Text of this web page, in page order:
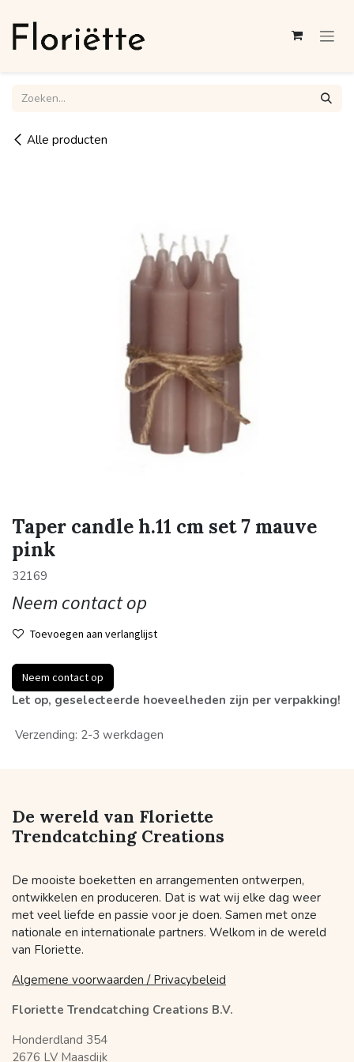
Alle producten
Taper candle h.11 cm set 7 mauve
pink
32169
Neem contact op
Toevoegen aan verlanglijst
Neem contact op
Let op, geselecteerde hoeveelheden zijn per verpakking!
Verzending: 2-3 werkdagen
De wereld van Floriette
Trendcatching Creations
De mooiste boeketten en arrangementen ontwerpen,
ontwikkelen en produceren. Dat is wat wij elke dag weer
met veel liefde en passie voor je doen. Samen met onze
nationale en internationale partners. Welkom in de wereld
van Floriette.
Algemene voorwaarden / Privacybeleid
Floriette Trendcatching Creations B.V.
Honderdland 354
2676 LV Maasdijk